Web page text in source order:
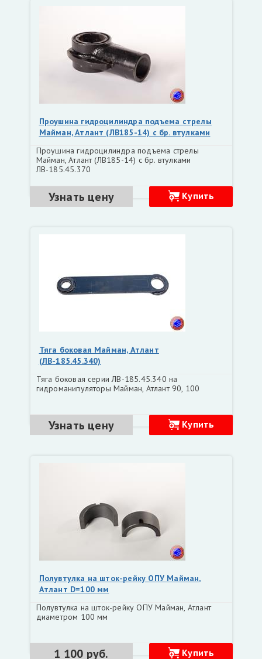
Проушина гидроцилиндра подъема стрелы
Майман, Атлант (ЛВ185-14) с бр. втулками
Проушина гидроцилиндра подъема стрелы
Майман, Атлант (ЛВ185-14) с бр. втулками
ЛВ-185.45.370
Узнать цену Купить
Тяга боковая Майман, Атлант
(ЛВ-185.45.340)
Тяга боковая серии ЛВ-185.45.340 на
гидроманипуляторы Майман, Атлант 90, 100
Узнать цену Купить
Полувтулка на шток-рейку ОПУ Майман,
Атлант D=100 мм
Полувтулка на шток-рейку ОПУ Майман, Атлант
диаметром 100 мм
1 100 руб. Купить